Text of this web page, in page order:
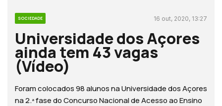
SOCIEDADE 16 out, 2020, 13:27
Universidade dos Açores
ainda tem 43 vagas
(Vídeo)
Foram colocados 98 alunos na Universidade dos Açores
na 2.ª fase do Concurso Nacional de Acesso ao Ensino